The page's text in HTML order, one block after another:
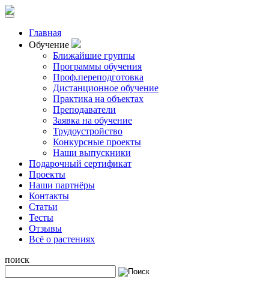
Главная
Обучение
Ближайшие группы
Программы обучения
Проф.переподготовка
Дистанционное обучение
Практика на объектах
Преподаватели
Заявка на обучение
Трудоустройство
Конкурсные проекты
Наши выпускники
Подарочный сертификат
Проекты
Наши партнёры
Контакты
Статьи
Тесты
Отзывы
Всё о растениях
поиск